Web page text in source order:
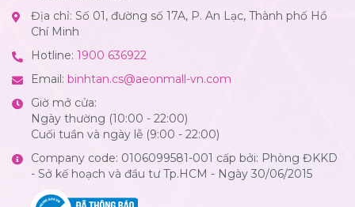
Địa chỉ: Số 01, đường số 17A, P. An Lạc, Thành phố Hồ
Chí Minh
Hotline: 1900 636922
Email: binhtan.cs@aeonmall-vn.com
Giờ mở cửa:
Ngày thường (10:00 - 22:00)
Cuối tuần và ngày lễ (9:00 - 22:00)
Company code: 0106099581-001 cấp bởi: Phòng ĐKKD
- Sở kế hoạch và đầu tư Tp.HCM - Ngày 30/06/2015